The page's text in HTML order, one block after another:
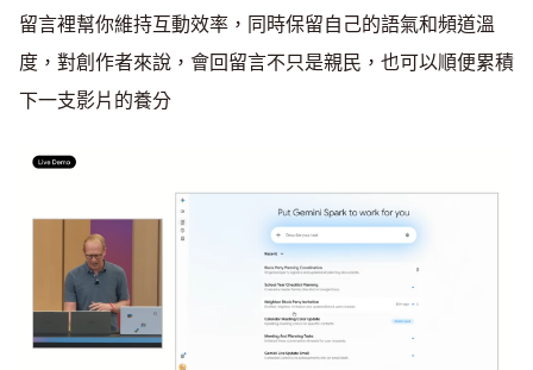
留言裡幫你維持互動效率，同時保留自己的語氣和頻道溫
度，對創作者來說，會回留言不只是親民，也可以順便累積
下一支影片的養分